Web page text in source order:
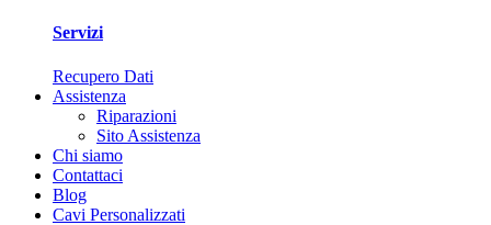
Servizi
Recupero Dati
Assistenza
Riparazioni
Sito Assistenza
Chi siamo
Contattaci
Blog
Cavi Personalizzati